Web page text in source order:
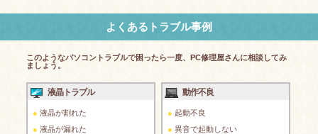
よくあるトラブル事例
このようなパソコントラブルで困ったら一度、PC修理屋さんに相談してみ
ましょう。
液晶トラブル
液晶が割れた
液晶が漏れた
動作不良
起動不良
異音で起動しない